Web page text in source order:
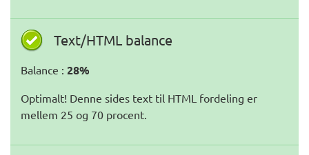
Text/HTML balance
Balance : 28%
Optimalt! Denne sides text til HTML fordeling er
mellem 25 og 70 procent.